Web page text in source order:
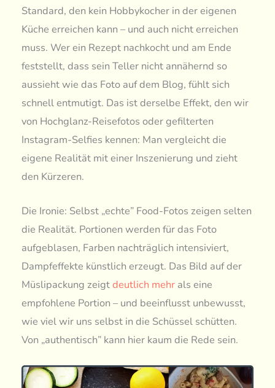
Standard, den kein Hobbykocher in der eigenen
Küche erreichen kann – und auch nicht erreichen
muss. Wer ein Rezept nachkocht und am Ende
feststellt, dass sein Teller nicht annähernd so
aussieht wie das Foto auf dem Blog, fühlt sich
schnell entmutigt. Das ist derselbe Effekt, den wir
von Hochglanz-Reisefotos oder gefilterten
Instagram-Selfies kennen: Man vergleicht die
eigene Realität mit einer Inszenierung und zieht
den Kürzeren.
Die Ironie: Selbst „echte” Food-Fotos zeigen selten
die Realität. Portionen werden für das Foto
aufgeblasen, Farben nachträglich intensiviert,
Dampfeffekte künstlich erzeugt. Das Bild auf der
Müslipackung zeigtdeutlich mehr als eine
empfohlene Portion – und beeinflusst unbewusst,
wie viel wir uns selbst in die Schüssel schütten.
Von „authentisch” kann hier kaum die Rede sein.